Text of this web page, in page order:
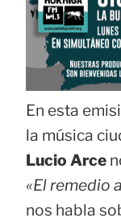
En esta
la música
Lucio Arce
«El remedio
nos habla